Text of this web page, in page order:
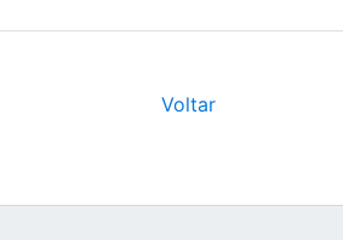
Voltar